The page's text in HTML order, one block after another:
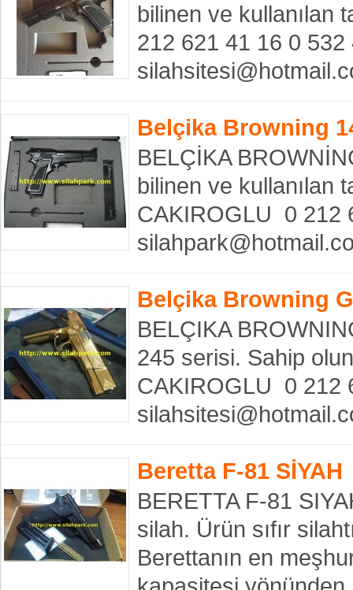
bilinen ve
212 621 41 16 0
Belçika Browning
BELÇİKA
bilinen ve kullanılan
CAKIROGLU 0 212
Belçika Browning
BELÇIKA
245 serisi. Sahip
CAKIROGLU 0 212
Beretta F-81 SİYAH
BERETTA F-81
silah. Ürün sıfır
Berettanın en